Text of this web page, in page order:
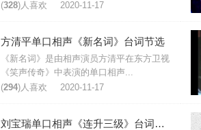
(328)人喜欢 2020-11-17
方清平单口相声《新名词》台词节选
《新名词》是由相声演员方清平在东方卫视
《笑声传奇》中表演的单口相声...
(294)人喜欢 2020-11-17
刘宝瑞单口相声《连升三级》台词完整版